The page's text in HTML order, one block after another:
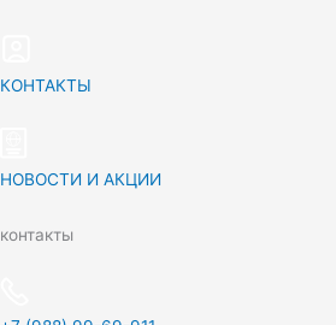
КОНТАКТЫ
НОВОСТИ И АКЦИИ
контакты